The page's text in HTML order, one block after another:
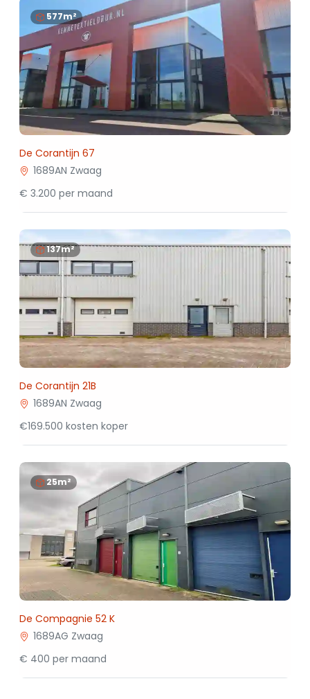
577m²
De Corantijn 67
1689AN Zwaag
€ 3.200 per maand
137m²
De Corantijn 21B
1689AN Zwaag
€169.500 kosten koper
25m²
De Compagnie 52 K
1689AG Zwaag
€ 400 per maand